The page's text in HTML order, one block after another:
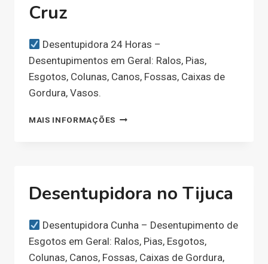
Cruz
Desentupidora 24 Horas –
Desentupimentos em Geral: Ralos, Pias,
Esgotos, Colunas, Canos, Fossas, Caixas de
Gordura, Vasos.
MAIS INFORMAÇÕESDESENTUPIDORA
Desentupidora no Tijuca
Desentupidora Cunha – Desentupimento de
Esgotos em Geral: Ralos, Pias, Esgotos,
Colunas, Canos, Fossas, Caixas de Gordura,